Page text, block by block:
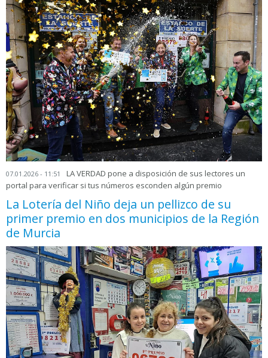
07.01.2026 - 11:51
LA VERDAD pone a disposición de sus lectores un
portal para verificar si tus números esconden algún premio
La Lotería del Niño deja un pellizco de su
primer premio en dos municipios de la Región
de Murcia